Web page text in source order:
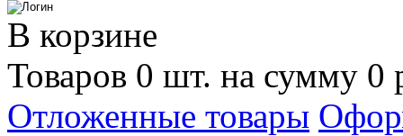
В корзине
Товаров 0 шт. на сумму 0
Отложенные товары